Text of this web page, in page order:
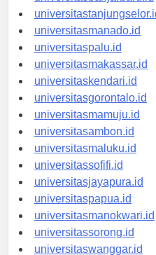
universitasbanjarbaru.id
universitastanjungselor.id
universitasmanado.id
universitaspalu.id
universitasmakassar.id
universitaskendari.id
universitasgorontalo.id
universitasmamuju.id
universitasambon.id
universitasmaluku.id
universitassofifi.id
universitasjayapura.id
universitaspapua.id
universitasmanokwari.id
universitassorong.id